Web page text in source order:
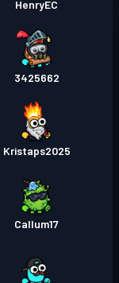
HenryEC
3425662
Kristaps2025
Callum17